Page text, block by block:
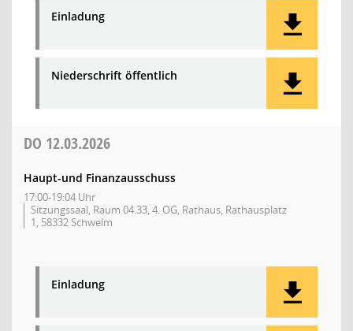
Einladung
Niederschrift öffentlich
DO 12.03.2026
Haupt-und Finanzausschuss
17:00-19:04 Uhr
Sitzungssaal, Raum 04.33, 4. OG, Rathaus, Rathausplatz
1, 58332 Schwelm
Einladung